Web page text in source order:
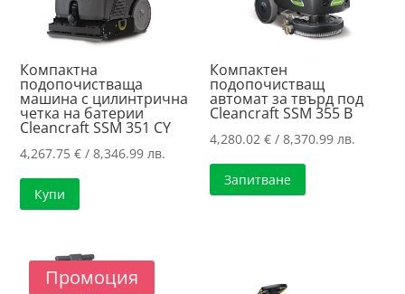
Компактна
подопочистваща
машина с цилинтрична
четка на батерии
Cleancraft SSM 351 CY
4,267.75€ / 8,346.99 лв.
Купи
Компактен
подопочистващ
автомат за твърд под
Cleancraft SSM 355 B
4,280.02€ / 8,370.99 лв.
Запитване
Промоция